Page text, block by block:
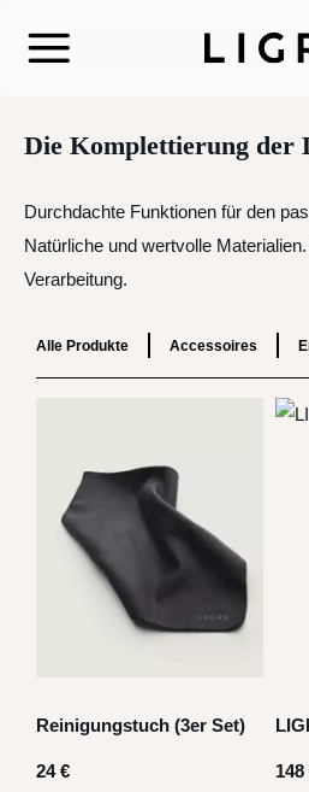
Inhalt
Die Komplettierung der
Durchdachte Funktionen für den
Natürliche und wertvolle
Verarbeitung.
Alle Produkte Accessoires
Reinigungstuch (3er Set)
24€ 148